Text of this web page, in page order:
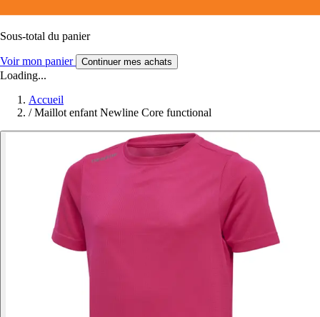
Sous-total du panier
Voir mon panier Continuer mes achats
Loading...
Accueil
/ Maillot enfant Newline Core functional